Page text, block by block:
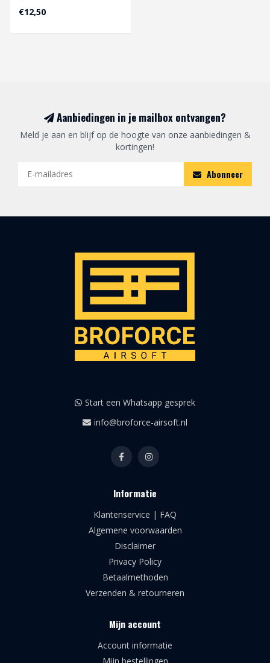
type gas replicas
(blowback & Non..
€12,50
Aanbiedingen in je mailbox ontvangen?
Meld je aan en blijf op de hoogte van onze aanbiedingen &
kortingen!
Abonneer
Start een Whatsapp gesprek
info@broforce-airsoft.nl
Informatie
Klantenservice | FAQ
Algemene voorwaarden
Disclaimer
Privacy Policy
Betaalmethoden
Verzenden & retourneren
Mijn account
Account informatie